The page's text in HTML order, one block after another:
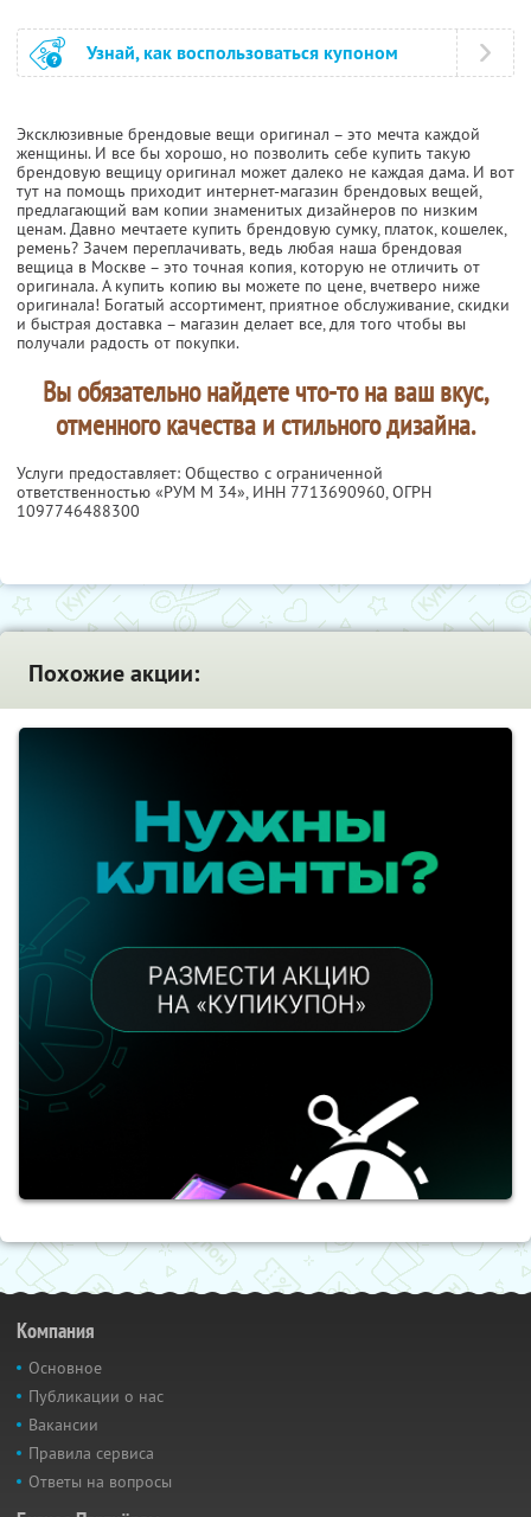
Узнай, как воспользоваться купоном
Эксклюзивные брендовые вещи оригинал – это мечта каждой
женщины. И все бы хорошо, но позволить себе купить такую
брендовую вещицу оригинал может далеко не каждая дама. И вот
тут на помощь приходит интернет-магазин брендовых вещей,
предлагающий вам копии знаменитых дизайнеров по низким
ценам. Давно мечтаете купить брендовую сумку, платок, кошелек,
ремень? Зачем переплачивать, ведь любая наша брендовая
вещица в Москве – это точная копия, которую не отличить от
оригинала. А купить копию вы можете по цене, вчетверо ниже
оригинала! Богатый ассортимент, приятное обслуживание, скидки
и быстрая доставка – магазин делает все, для того чтобы вы
получали радость от покупки.
Вы обязательно найдете что-то на ваш вкус,
отменного качества и стильного дизайна.
Услуги предоставляет: Общество с ограниченной
ответственностью «РУМ М 34», ИНН 7713690960, ОГРН
1097746488300
Похожие акции:
Компания
Основное
Публикации о нас
Вакансии
Правила сервиса
Ответы на вопросы